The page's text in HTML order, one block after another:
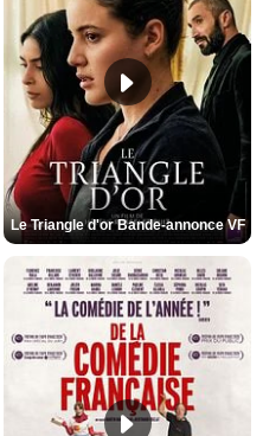
Le Triangle d'or Bande-annonce VF